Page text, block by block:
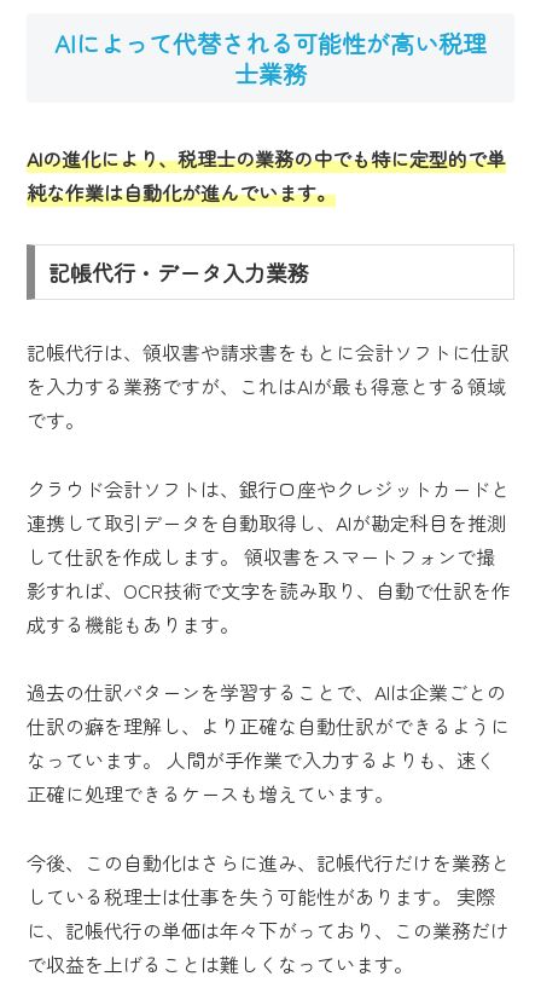
AIによって代替される可能性が高い税理
士業務
AIの進化により、税理士の業務の中でも特に定型的で単
純な作業は自動化が進んでいます。
記帳代行・データ入力業務
記帳代行は、領収書や請求書をもとに会計ソフトに仕訳
を入力する業務ですが、これはAIが最も得意とする領域
です。
クラウド会計ソフトは、銀行口座やクレジットカードと
連携して取引データを自動取得し、AIが勘定科目を推測
して仕訳を作成します。 領収書をスマートフォンで撮
影すれば、OCR技術で文字を読み取り、自動で仕訳を作
成する機能もあります。
過去の仕訳パターンを学習することで、AIは企業ごとの
仕訳の癖を理解し、より正確な自動仕訳ができるように
なっています。 人間が手作業で入力するよりも、速く
正確に処理できるケースも増えています。
今後、この自動化はさらに進み、記帳代行だけを業務と
している税理士は仕事を失う可能性があります。 実際
に、記帳代行の単価は年々下がっており、この業務だけ
で収益を上げることは難しくなっています。